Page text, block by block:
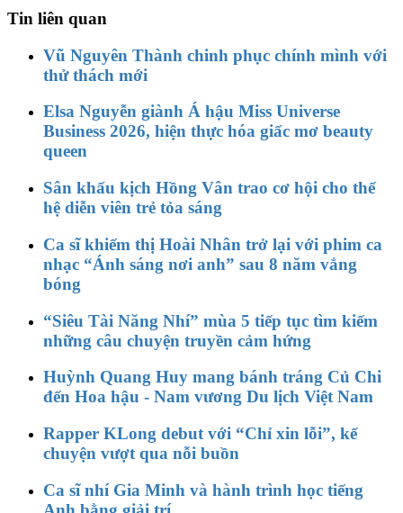
Tin liên quan
Vũ Nguyên Thành chinh phục chính mình với
thử thách mới
Elsa Nguyễn giành Á hậu Miss Universe
Business 2026, hiện thực hóa giấc mơ beauty
queen
Sân khấu kịch Hồng Vân trao cơ hội cho thế
hệ diễn viên trẻ tỏa sáng
Ca sĩ khiếm thị Hoài Nhân trở lại với phim ca
nhạc “Ánh sáng nơi anh” sau 8 năm vắng
bóng
“Siêu Tài Năng Nhí” mùa 5 tiếp tục tìm kiếm
những câu chuyện truyền cảm hứng
Huỳnh Quang Huy mang bánh tráng Củ Chi
đến Hoa hậu - Nam vương Du lịch Việt Nam
Rapper KLong debut với “Chỉ xin lỗi”, kể
chuyện vượt qua nỗi buồn
Ca sĩ nhí Gia Minh và hành trình học tiếng